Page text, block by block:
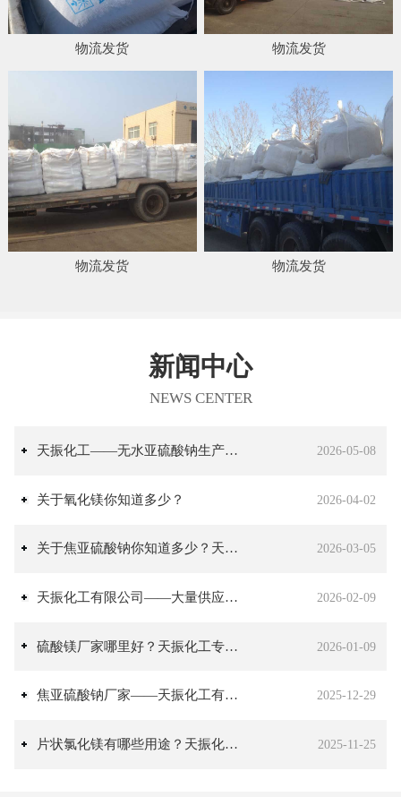
物流发货 物流发货
物流发货 物流发货
新闻中心
NEWS CENTER
天振化工——无水亚硫酸钠生产厂家 2026-05-08
关于氧化镁你知道多少？ 2026-04-02
关于焦亚硫酸钠你知道多少？天振化工专业生产焦亚硫酸钠 2026-03-05
天振化工有限公司——大量供应氯化钙 2026-02-09
硫酸镁厂家哪里好？天振化工专业生产硫酸镁 2026-01-09
焦亚硫酸钠厂家——天振化工有限公司 2025-12-29
片状氯化镁有哪些用途？天振化工有限公司常年生产氯化镁 2025-11-25